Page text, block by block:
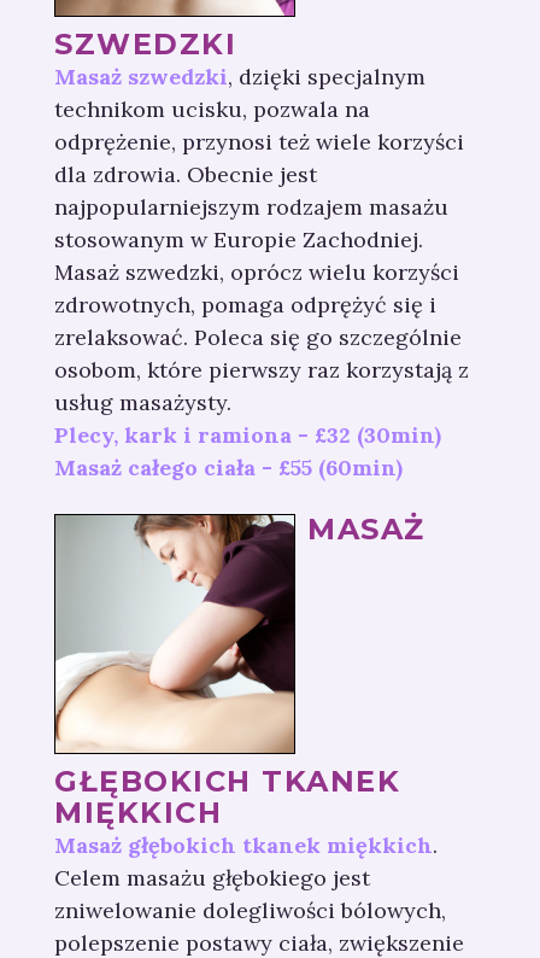
SZWEDZKI
Masaż szwedzki, dzięki specjalnym
technikom ucisku, pozwala na
odprężenie, przynosi też wiele korzyści
dla zdrowia. Obecnie jest
najpopularniejszym rodzajem masażu
stosowanym w Europie Zachodniej.
Masaż szwedzki, oprócz wielu korzyści
zdrowotnych, pomaga odprężyć się i
zrelaksować. Poleca się go szczególnie
osobom, które pierwszy raz korzystają z
usług masażysty.
Plecy, kark i ramiona - £32 (30min)
Masaż całego ciała - £55 (60min)
MASAŻ
GŁĘBOKICH TKANEK
MIĘKKICH
Masaż głębokich tkanek miękkich.
Celem masażu głębokiego jest
zniwelowanie dolegliwości bólowych,
polepszenie postawy ciała, zwiększenie